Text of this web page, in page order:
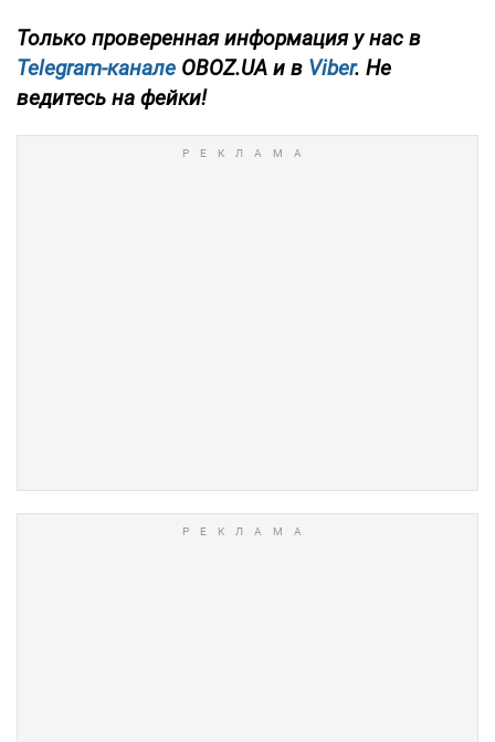
Только проверенная информация у нас в
Telegram-канале OBOZ.UA и в Viber. Не
ведитесь на фейки!